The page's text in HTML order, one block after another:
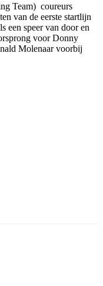
Team) coureurs
van de eerste startlijn
een speer van door en
voor Donny
Molenaar voorbij